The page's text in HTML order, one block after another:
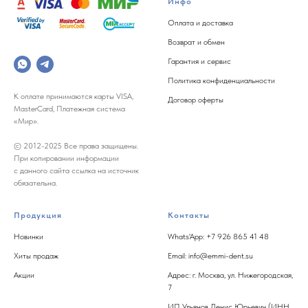
К оплате принимаются карты VISA,
MasterCard, Платежная система
«Мир».
© 2012-2025 Все права защищены.
При копировании информации
с данного сайта ссылка на источник
обязательна.
Оплата и доставка
Возврат и обмен
Гарантия и сервис
Политика конфиденциальности
Договор оферты
Продукция
Новинки
Хиты продаж
Акции
Контакты
Whats'App: +7 926 865 41 48
Email: info@emmi-dent.su
Адрес: г. Москва, ул. Нижегородская,
7